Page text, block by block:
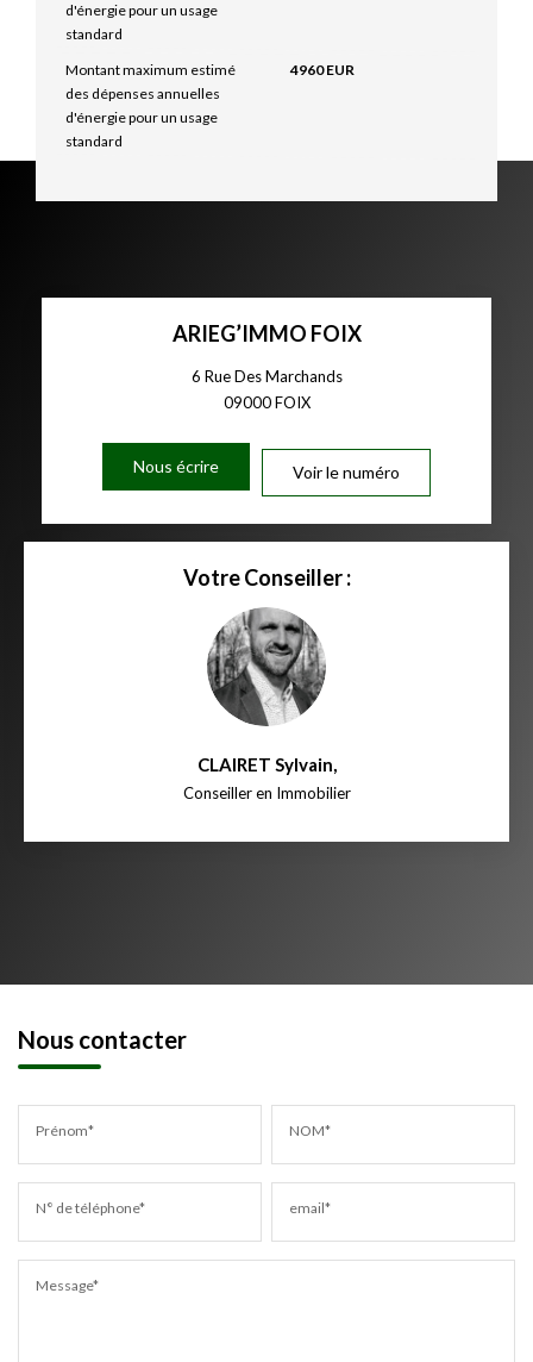
d'énergie pour un usage
standard
Montant maximum estimé
des dépenses annuelles
d'énergie pour un usage
standard
4960 EUR
ARIEG’IMMO FOIX
6 Rue Des Marchands
09000FOIX
Nous écrire Voir le numéro
Votre Conseiller :
CLAIRET Sylvain,
Conseiller en Immobilier
Nous contacter
Prénom* NOM*
N° de téléphone* email*
Message*